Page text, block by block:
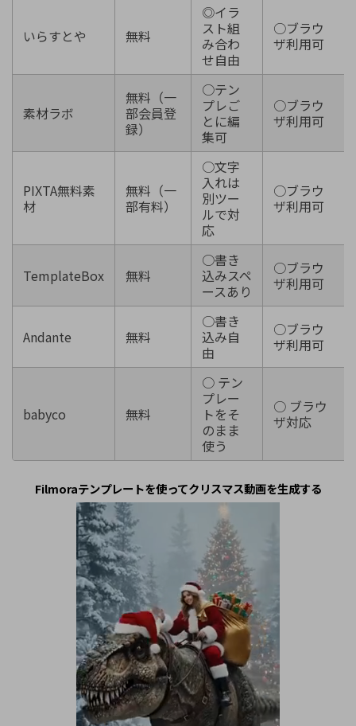
いらすとや 無料
◎イラ
スト組
み合わ
せ自由
○ブラウ
ザ利用可
素材ラボ
無料（一
部会員登
録）
○テン
プレご
とに編
集可
○ブラウ
ザ利用可
PIXTA無料素
材
無料（一
部有料）
○文字
入れは
別ツー
ルで対
応
○ブラウ
ザ利用可
TemplateBox 無料
○書き
込みスペ
ースあり
○ブラウ
ザ利用可
Andante 無料
○書き
込み自
由
○ブラウ
ザ利用可
babyco 無料
○ テン
プレー
トをそ
のまま
使う
○ ブラウ
ザ対応
Filmoraテンプレートを使ってクリスマス動画を生成する